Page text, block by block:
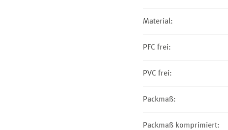
Material:
PFC frei:
PVC frei:
Packmaß:
Packmaß komprimiert: